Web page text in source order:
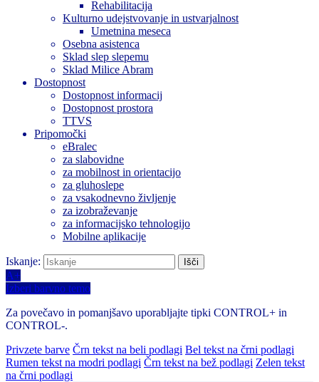
Rehabilitacija
Kulturno udejstvovanje in ustvarjalnost
Umetnina meseca
Osebna asistenca
Sklad slep slepemu
Sklad Milice Abram
Dostopnost
Dostopnost informacij
Dostopnost prostora
TTVS
Pripomočki
eBralec
za slabovidne
za mobilnost in orientacijo
za gluhoslepe
za vsakodnevno življenje
za izobraževanje
za informacijsko tehnologijo
Mobilne aplikacije
Iskanje:
A+
Izberi barvno temo
Za povečavo in pomanjšavo uporabljajte tipki CONTROL+ in
CONTROL-.
Privzete barve Črn tekst na beli podlagi Bel tekst na črni podlagi
Rumen tekst na modri podlagi Črn tekst na bež podlagi Zelen tekst
na črni podlagi